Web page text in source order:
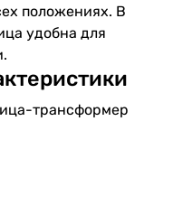
положениях. В
удобна для
трансформер